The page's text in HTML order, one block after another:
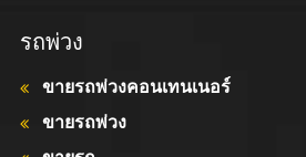
รถพ่วง
ขายรถพ่วงคอนเทนเนอร์
ขายรถพ่วง